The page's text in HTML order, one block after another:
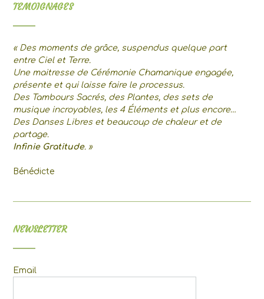
TEMOIGNAGES
« Des moments de grâce, suspendus quelque part
entre Ciel et Terre.
Une maitresse de Cérémonie Chamanique engagée,
présente et qui laisse faire le processus.
Des Tambours Sacrés, des Plantes, des sets de
musique incroyables, les 4 Éléments et plus encore…
Des Danses Libres et beaucoup de chaleur et de
partage.
Infinie Gratitude. »
Bénédicte
NEWSLETTER
Email